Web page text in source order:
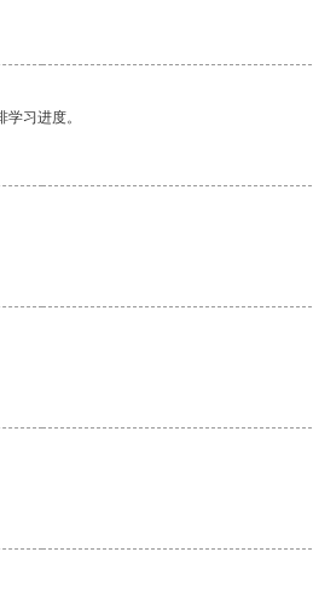
习进度。